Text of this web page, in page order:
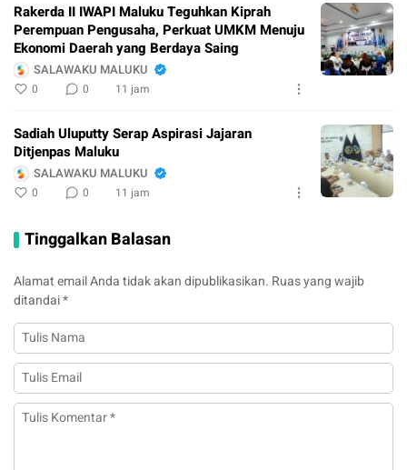
Rakerda II IWAPI Maluku Teguhkan Kiprah
Perempuan Pengusaha, Perkuat UMKM Menuju
Ekonomi Daerah yang Berdaya Saing
SALAWAKU MALUKU
0 0 11 jam
Sadiah Uluputty Serap Aspirasi Jajaran
Ditjenpas Maluku
SALAWAKU MALUKU
0 0 11 jam
Tinggalkan Balasan
Alamat email Anda tidak akan dipublikasikan. Ruas yang wajib
ditandai*